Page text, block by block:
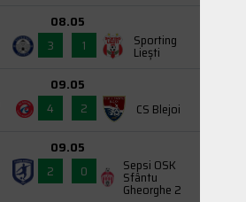
08.05
3
1 Sporting
Liești
09.05
4
2 CS Blejoi
09.05
2
0 Sepsi OSK
Sfântu
Gheorghe 2